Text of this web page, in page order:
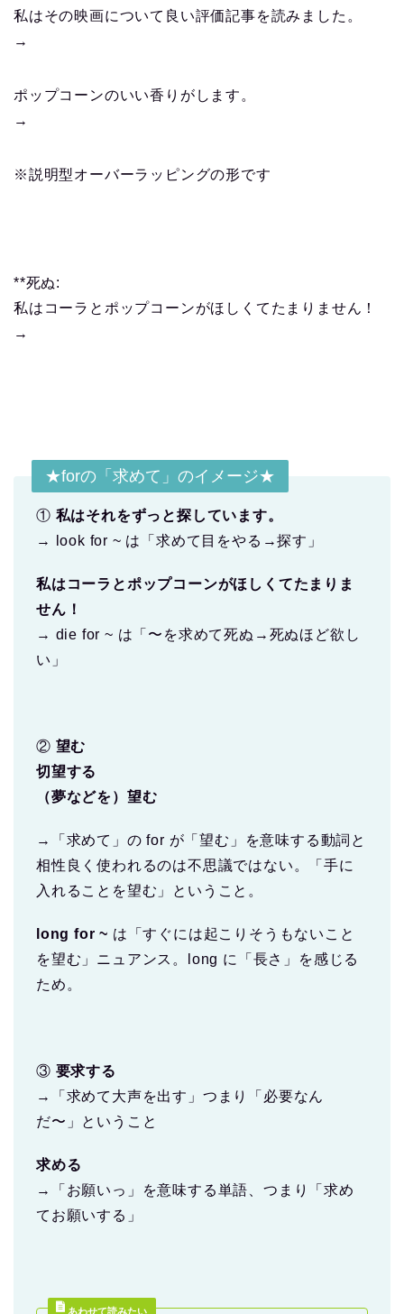
私はその映画について良い評価記事を読みました。
→
ポップコーンのいい香りがします。
→
※説明型オーバーラッピングの形です
**死ぬ:
私はコーラとポップコーンがほしくてたまりません！
→
★forの「求めて」のイメージ★
① 私はそれをずっと探しています。
→ look for ~ は「求めて目をやる→探す」
私はコーラとポップコーンがほしくてたまりま
せん！
→ die for ~ は「〜を求めて死ぬ→死ぬほど欲し
い」
② 望む
切望する
（夢などを）望む
→「求めて」の for が「望む」を意味する動詞と
相性良く使われるのは不思議ではない。「手に
入れることを望む」ということ。
long for ~ は「すぐには起こりそうもないこと
を望む」ニュアンス。long に「長さ」を感じる
ため。
③ 要求する
→「求めて大声を出す」つまり「必要なん
だ〜」ということ
求める
→「お願いっ」を意味する単語、つまり「求め
てお願いする」